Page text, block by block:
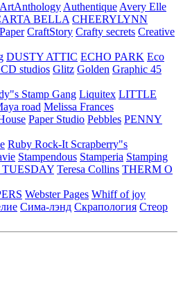
ArtAnthology Authentique Avery Elle
BELLA CHEERYLYNN
CraftStory Crafty secrets Creative
DUSTY ATTIC ECHO PARK Eco
studios Glitz Golden Graphic 45
Stamp Gang Liquitex LITTLE
road Melissa Frances
Paper Studio Pebbles PENNY
Ruby Rock-It Scrapberry"s
Stampendous Stamperia Stamping
Teresa Collins THERM O
Webster Pages Whiff of joy
Сима-лэнд Скрапология Стеор